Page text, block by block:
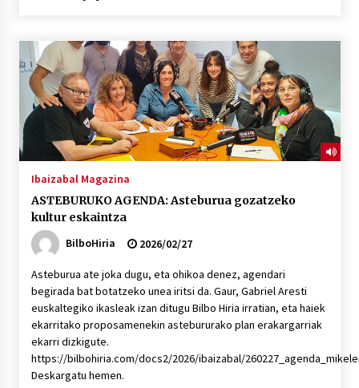
MUSIBLA #297: Bide, Boards Of Canada, Somak,
Tiga, Twisted Teens, Underscores, Habia
2026/07/02
Ibaizabal Magazina
ASTEBURUKO AGENDA: Asteburua gozatzeko
kultur eskaintza
BilboHiria
2026/02/27
Asteburua ate joka dugu, eta ohikoa denez, agendari
begirada bat botatzeko unea iritsi da. Gaur, Gabriel Aresti
euskaltegiko ikasleak izan ditugu Bilbo Hiria irratian, eta haiek
ekarritako proposamenekin astebururako plan erakargarriak
ekarri dizkigute.
https://bilbohiria.com/docs2/2026/ibaizabal/
Deskargatu hemen.